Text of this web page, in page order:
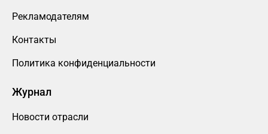
Рекламодателям
Контакты
Политика конфиденциальности
Журнал
Новости отрасли